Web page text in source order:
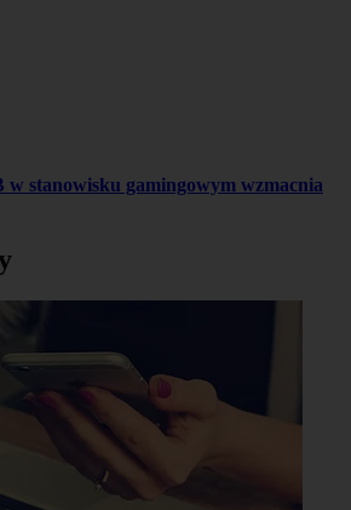
w stanowisku gamingowym wzmacnia